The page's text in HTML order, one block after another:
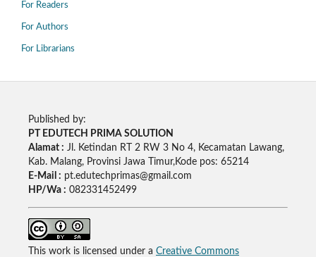
For Readers
For Authors
For Librarians
Published by:
PT EDUTECH PRIMA SOLUTION
Alamat : Jl. Ketindan RT 2 RW 3 No 4, Kecamatan Lawang,
Kab. Malang, Provinsi Jawa Timur,Kode pos: 65214
E-Mail : pt.edutechprimas@gmail.com
HP/Wa : 082331452499
This work is licensed under a Creative Commons